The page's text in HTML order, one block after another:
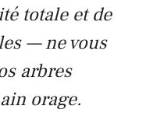
totale et de
— ne vous
arbres
orage.